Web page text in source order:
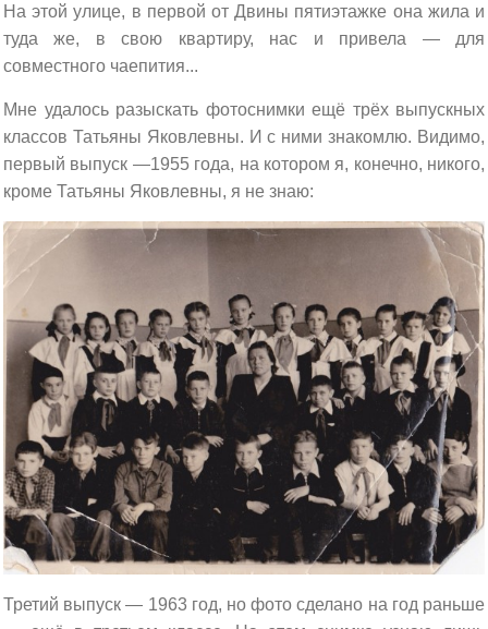
На этой улице, в первой от Двины пятиэтажке она жила и
туда же, в свою квартиру, нас и привела — для
совместного чаепития...
Мне удалось разыскать фотоснимки ещё трёх выпускных
классов Татьяны Яковлевны. И с ними знакомлю. Видимо,
первый выпуск —1955 года, на котором я, конечно, никого,
кроме Татьяны Яковлевны, я не знаю:
Третий выпуск — 1963 год, но фото сделано на год раньше